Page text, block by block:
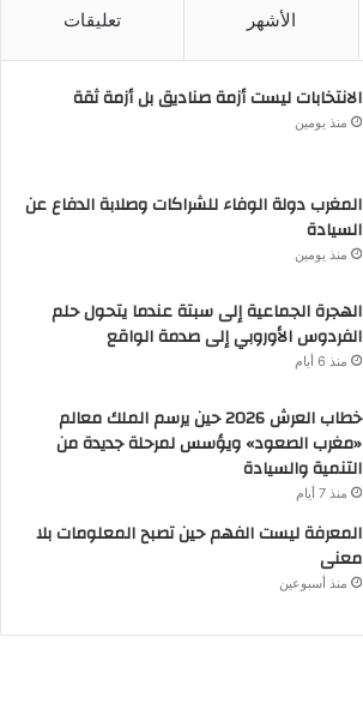
الأشهر تعليقات
الانتخابات ليست أزمة صناديق بل أزمة ثقة
منذ يومين
المغرب دولة الوفاء للشراكات وصلابة الدفاع عن
السيادة
منذ يومين
الهجرة الجماعية إلى سبتة عندما يتحول حلم
الفردوس الأوروبي إلى صدمة الواقع
منذ 6 أيام
خطاب العرش 2026 حين يرسم الملك معالم
«مغرب الصعود» ويؤسس لمرحلة جديدة من
التنمية والسيادة
منذ 7 أيام
المعرفة ليست الفهم حين تصبح المعلومات بلا
معنى
منذ أسبوعين